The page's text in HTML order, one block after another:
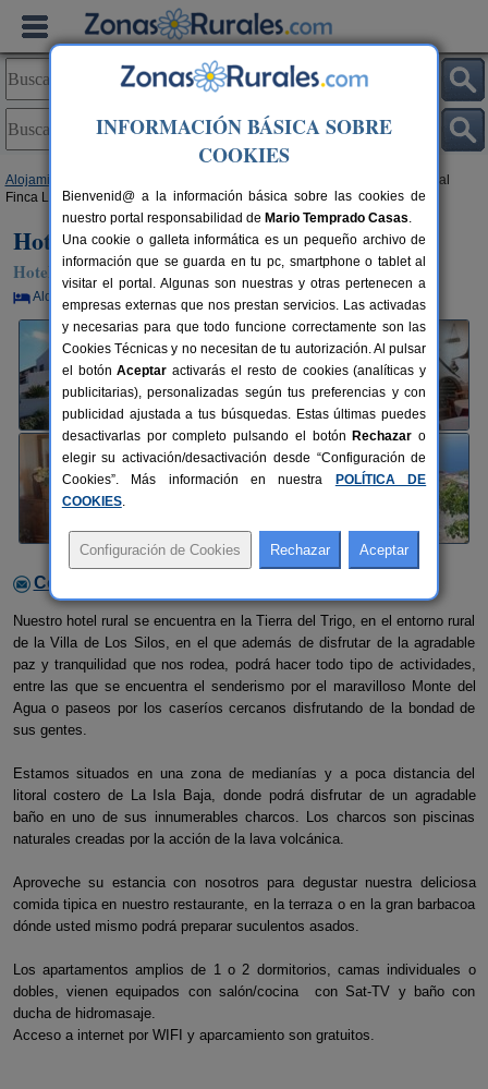
Alojamientos
> Hotel Rural
Finca La Hacienda
Hotel Rural Finca La Hacienda
Hotel Rural en Los Silos (Tenerife)
Alquiler por habitaciones 30 plazas 68 km de Tenerife
Contactar con el alojamiento
Nuestro hotel rural se encuentra en la Tierra del Trigo, en el entorno rural
de la Villa de Los Silos, en el que además de disfrutar de la agradable
paz y tranquilidad que nos rodea, podrá hacer todo tipo de actividades,
entre las que se encuentra el senderismo por el maravilloso Monte del
Agua o paseos por los caseríos cercanos disfrutando de la bondad de
sus gentes.
Estamos situados en una zona de medianías y a poca distancia del
litoral costero de La Isla Baja, donde podrá disfrutar de un agradable
baño en uno de sus innumerables charcos. Los charcos son piscinas
naturales creadas por la acción de la lava volcánica.
Aproveche su estancia con nosotros para degustar nuestra deliciosa
comida tipica en nuestro restaurante, en la terraza o en la gran barbacoa
dónde usted mismo podrá preparar suculentos asados.
Los apartamentos amplios de 1 o 2 dormitorios, camas individuales o
dobles, vienen equipados con salón/cocina con Sat-TV y baño con
ducha de hidromasaje.
Acceso a internet por WIFI y aparcamiento son gratuitos.
INFORMACIÓN BÁSICA SOBRE
COOKIES
Bienvenid@ a la información básica sobre las cookies de
nuestro portal responsabilidad de Mario Temprado Casas.
Una cookie o galleta informática es un pequeño archivo de
información que se guarda en tu pc, smartphone o tablet al
visitar el portal. Algunas son nuestras y otras pertenecen a
empresas externas que nos prestan servicios. Las activadas
y necesarias para que todo funcione correctamente son las
Cookies Técnicas y no necesitan de tu autorización. Al pulsar
el botónAceptar activarás el resto de cookies (analíticas y
publicitarias), personalizadas según tus preferencias y con
publicidad ajustada a tus búsquedas. Estas últimas puedes
desactivarlas por completo pulsando el botón Rechazar o
elegir su activación/desactivación desde “Configuración de
Cookies”. Más información en nuestra
POLÍTICA DE
COOKIES.